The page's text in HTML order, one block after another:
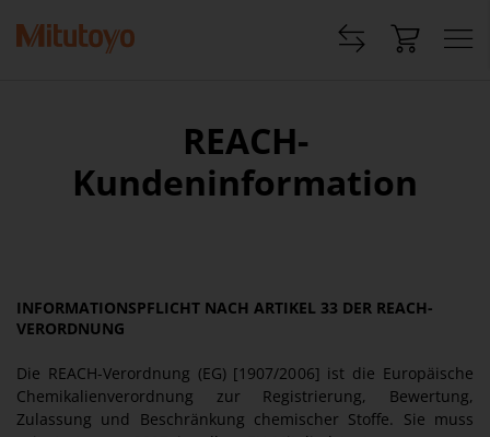
REACH-
Kundeninformation
INFORMATIONSPFLICHT NACH ARTIKEL 33 DER REACH-
VERORDNUNG
Die REACH-Verordnung (EG) [1907/2006] ist die Europäische
Chemikalienverordnung zur Registrierung, Bewertung,
Zulassung und Beschränkung chemischer Stoffe. Sie muss